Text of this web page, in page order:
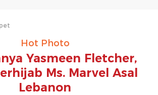
Hot Photo
Yasmeen Fletcher,
Ms. Marvel Asal
Lebanon